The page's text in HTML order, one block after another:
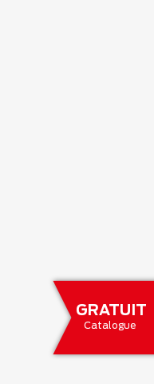
GRATUIT
Catalogue